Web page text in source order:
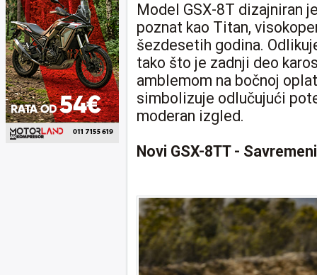
Model GSX-8T dizajniran
poznat kao Titan,
šezdesetih godina.
tako što je zadnji deo
amblemom na bočnoj
simbolizuje odlučujući
moderan izgled.
Novi GSX-8TT -